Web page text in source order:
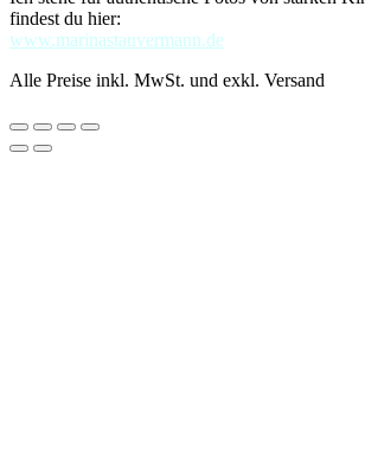
findest du hier:
www.marinastauvermann.de
Alle Preise inkl. MwSt. und exkl. Versand